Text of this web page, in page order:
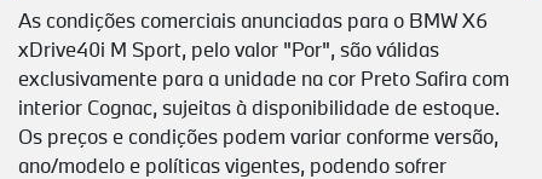
As condições comerciais anunciadas para o BMW X6
xDrive40i M Sport, pelo valor "Por", são válidas
exclusivamente para a unidade na cor Preto Safira com
interior Cognac, sujeitas à disponibilidade de estoque.
Os preços e condições podem variar conforme versão,
ano/modelo e políticas vigentes, podendo sofrer